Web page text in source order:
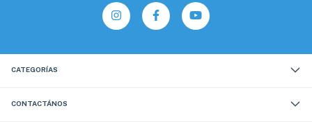
CATEGORÍAS
CONTACTÁNOS